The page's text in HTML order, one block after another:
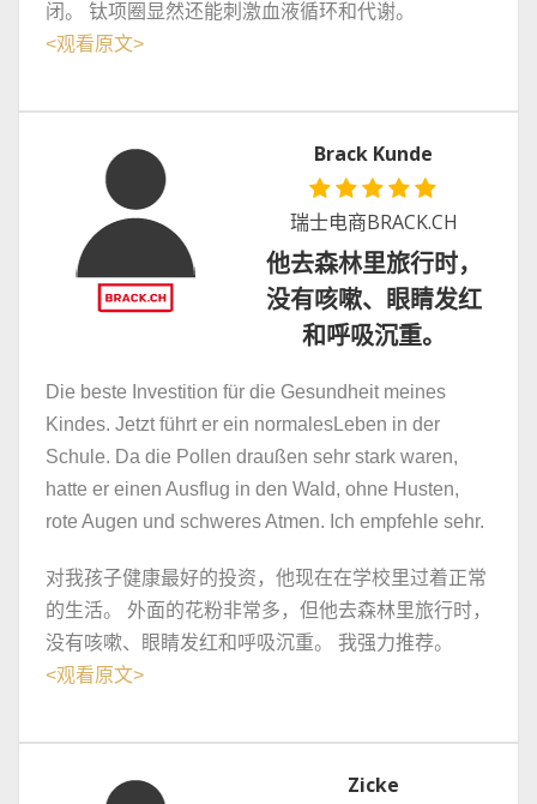
闭。 钛项圈显然还能刺激血液循环和代谢。
<观看原文>
Brack Kunde
瑞士电商BRACK.CH
他去森林里旅行时，
没有咳嗽、眼睛发红
和呼吸沉重。
Die beste Investition für die Gesundheit meines
Kindes. Jetzt führt er ein normalesLeben in der
Schule. Da die Pollen draußen sehr stark waren,
hatte er einen Ausflug in den Wald, ohne Husten,
rote Augen und schweres Atmen. Ich empfehle sehr.
对我孩子健康最好的投资，他现在在学校里过着正常
的生活。 外面的花粉非常多，但他去森林里旅行时，
没有咳嗽、眼睛发红和呼吸沉重。 我强力推荐。
<观看原文>
Zicke